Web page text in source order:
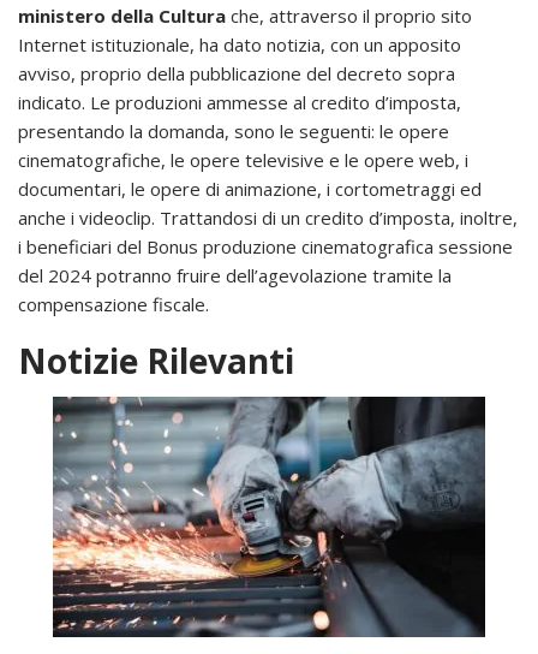
ministero della Cultura che, attraverso il proprio sito
Internet istituzionale, ha dato notizia, con un apposito
avviso, proprio della pubblicazione del decreto sopra
indicato. Le produzioni ammesse al credito d’imposta,
presentando la domanda, sono le seguenti: le opere
cinematografiche, le opere televisive e le opere web, i
documentari, le opere di animazione, i cortometraggi ed
anche i videoclip. Trattandosi di un credito d’imposta, inoltre,
i beneficiari del Bonus produzione cinematografica sessione
del 2024 potranno fruire dell’agevolazione tramite la
compensazione fiscale.
Notizie Rilevanti